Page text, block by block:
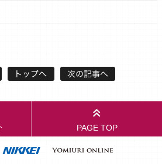
PAGE TOP